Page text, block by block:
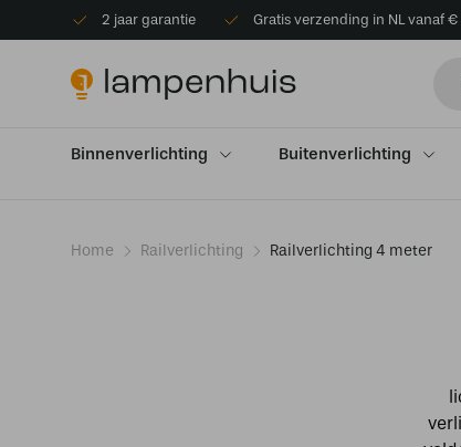
2 jaar garantie Gratis verzending in NL vanaf
Binnenverlichting Buitenverlichting
Home Railverlichting Railverlichting 4 meter